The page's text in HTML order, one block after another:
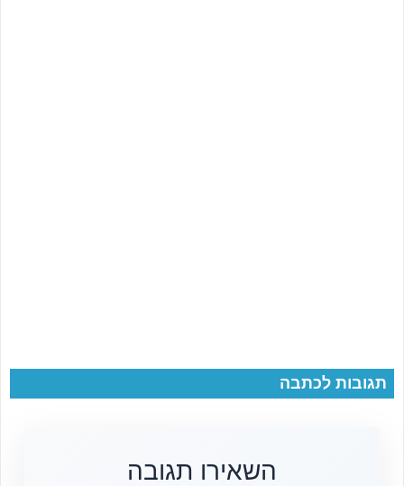
תגובות לכתבה
השאירו תגובה